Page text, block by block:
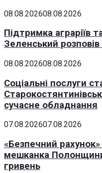
08.08.202608.08.2026
Підтримка аграріїв
Зеленський
08.08.202608.08.2026
Соціальні послуги
сучасне обладнання
07.08.202607.08.2026
«Безпечний
мешканка
гривень